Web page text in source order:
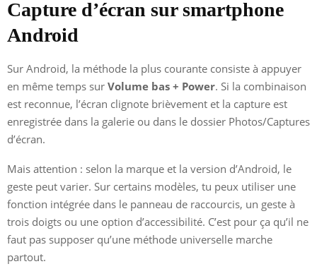
Capture d’écran sur smartphone
Android
Sur Android, la méthode la plus courante consiste à appuyer
en même temps sur Volume bas + Power. Si la combinaison
est reconnue, l’écran clignote brièvement et la capture est
enregistrée dans la galerie ou dans le dossier Photos/Captures
d’écran.
Mais attention : selon la marque et la version d’Android, le
geste peut varier. Sur certains modèles, tu peux utiliser une
fonction intégrée dans le panneau de raccourcis, un geste à
trois doigts ou une option d’accessibilité. C’est pour ça qu’il ne
faut pas supposer qu’une méthode universelle marche
partout.